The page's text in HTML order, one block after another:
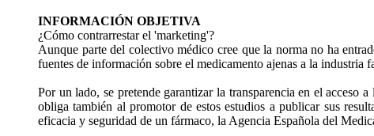
INFORMACIÓN OBJETIVA
¿Cómo contrarrestar el 'marketing'?
Aunque parte del colectivo médico cree que la norma no ha
fuentes de información sobre el medicamento ajenas a la
Por un lado, se pretende garantizar la transparencia en el acceso
obliga también al promotor de estos estudios a publicar sus
eficacia y seguridad de un fármaco, la Agencia Española del